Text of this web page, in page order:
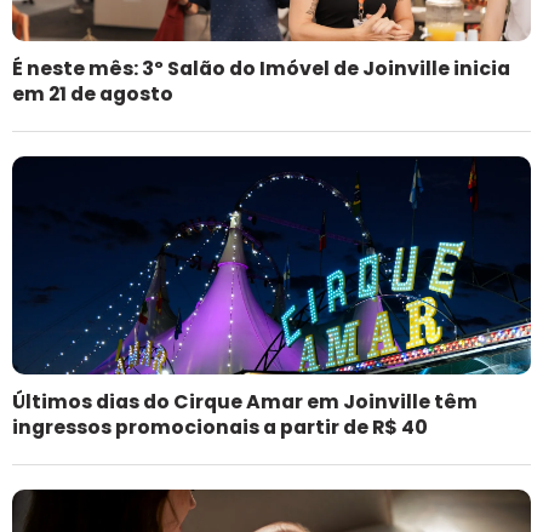
É neste mês: 3º Salão do Imóvel de Joinville inicia
em 21 de agosto
Últimos dias do Cirque Amar em Joinville têm
ingressos promocionais a partir de R$ 40